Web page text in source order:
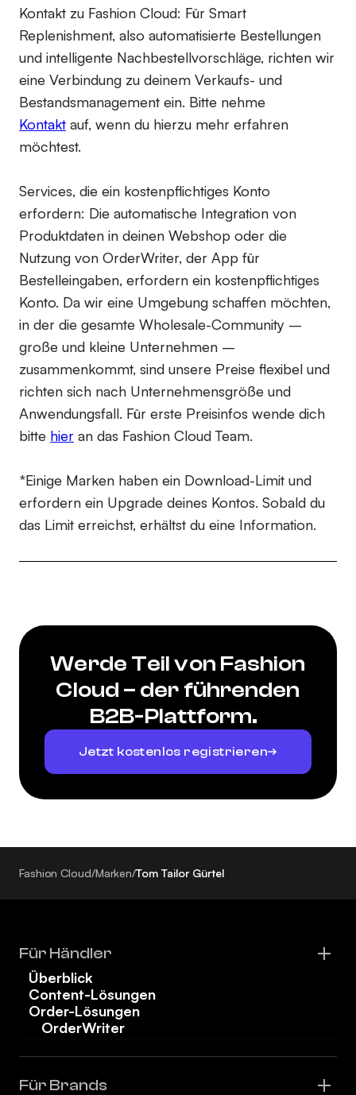
Kontakt zu Fashion Cloud: Für Smart
Replenishment, also automatisierte Bestellungen
und intelligente Nachbestellvorschläge, richten wir
eine Verbindung zu deinem Verkaufs- und
Bestandsmanagement ein. Bitte nehme
Kontakt auf, wenn du hierzu mehr erfahren
möchtest.
Services, die ein kostenpflichtiges Konto
erfordern: Die automatische Integration von
Produktdaten in deinen Webshop oder die
Nutzung von OrderWriter, der App für
Bestelleingaben, erfordern ein kostenpflichtiges
Konto. Da wir eine Umgebung schaffen möchten,
in der die gesamte Wholesale-Community –
große und kleine Unternehmen –
zusammenkommt, sind unsere Preise flexibel und
richten sich nach Unternehmensgröße und
Anwendungsfall. Für erste Preisinfos wende dich
bitte hier an das Fashion Cloud Team.
*Einige Marken haben ein Download-Limit und
erfordern ein Upgrade deines Kontos. Sobald du
das Limit erreichst, erhältst du eine Information.
Werde Teil von Fashion
Cloud – der führenden
B2B-Plattform.
Jetzt kostenlos registrieren
Fashion Cloud/Marken/Tom Tailor Gürtel
Für Händler
Überblick
Content-Lösungen
Order-Lösungen
OrderWriter
Für Brands